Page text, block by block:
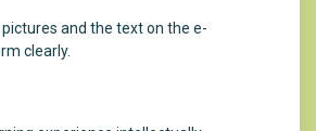
pictures and the text on the e-
clearly.